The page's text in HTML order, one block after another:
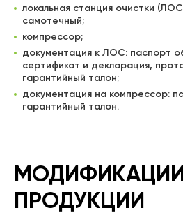
локальная станция очистки
самотечный;
компрессор;
документация к ЛОС: паспорт
сертификат и декларация,
гарантийный талон;
документация на компрессор:
гарантийный талон.
ПРОДУКЦИИ